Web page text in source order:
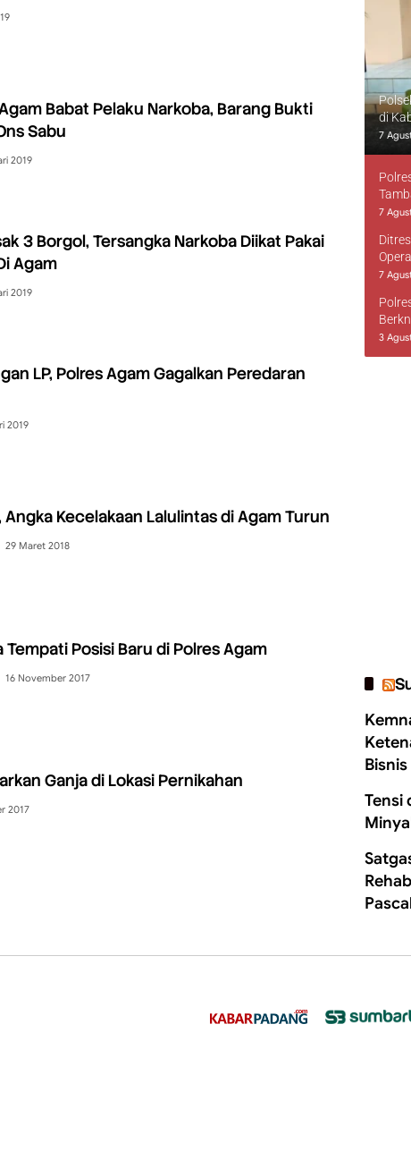
Babat Pelaku Narkoba, Barang Bukti
Sabu
2019
3 Borgol, Tersangka Narkoba Diikat Pakai
Agam
2019
LP, Polres Agam Gagalkan Peredaran
2019
Angka Kecelakaan Lalulintas di Agam Turun
29 Maret 2018
Tempati Posisi Baru di Polres Agam
16 November 2017
Ganja di Lokasi Pernikahan
2017
di
7
7
7
3
Tensi